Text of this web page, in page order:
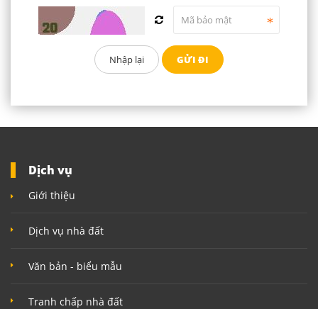
Dịch vụ
Giới thiệu
Dịch vụ nhà đất
Văn bản - biểu mẫu
Tranh chấp nhà đất